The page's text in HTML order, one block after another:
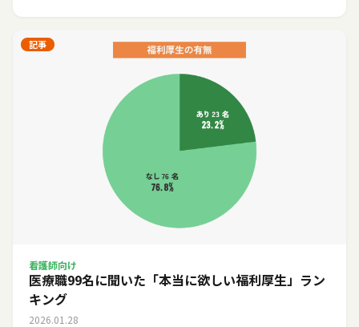
記事
看護師向け
医療職99名に聞いた「本当に欲しい福利厚生」ラン
キング
2026.01.28